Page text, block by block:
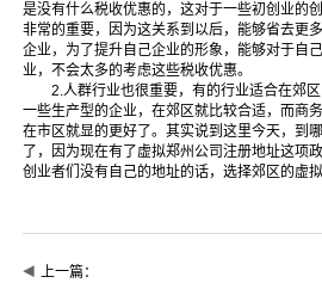
是没有什么税收优惠的，这对于一些初创业的
非常的重要，因为这关系到以后，能够省去更
企业，为了提升自己企业的形象，能够对于自
业，不会太多的考虑这些税收优惠。
2.人群行业也很重要，有的行业适合在郊区
一些生产型的企业，在郊区就比较合适，而商
在市区就显的更好了。其实说到这里今天，到
了，因为现在有了虚拟郑州公司注册地址这项
创业者们没有自己的地址的话，选择郊区的虚
上一篇：